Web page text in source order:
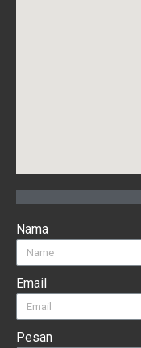
Nama
Email
Pesan